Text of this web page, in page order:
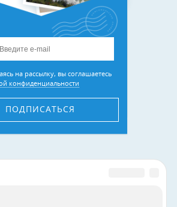
на рассылку, вы соглашаетесь
конфиденциальности
ПОДПИСАТЬСЯ